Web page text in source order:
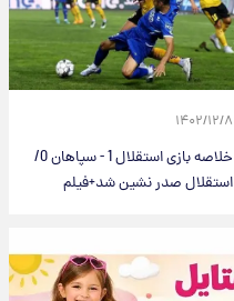
۱۴۰۲/۱۲/۸
خلاصه بازی استقلال 1 - سپاهان 0/
استقلال صدر نشین شد+فیلم